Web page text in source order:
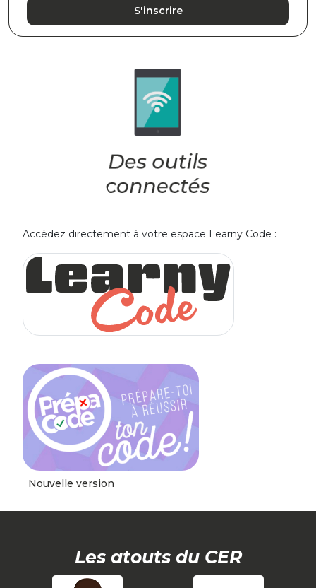
S'inscrire
Accédez directement à votre espace Learny Code :
Nouvelle version
Les atouts du CER